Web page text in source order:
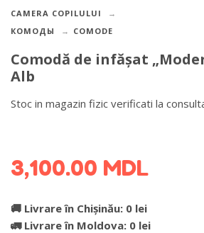
CAMERA COPILULUI
КОМОДЫ
COMODE
Comodă de infășat
Alb
Stoc in magazin fizic verificati la
3,100.00 MDL
🚚 Livrare în Chișinău: 0 lei
🚛 Livrare în Moldova: 0 lei